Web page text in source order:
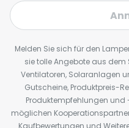
Melden Sie sich für den
sie tolle Angebote aus dem
Ventilatoren, Solaranlagen
Gutscheine, Produktpreis-
Produktempfehlungen
möglichen
Kaufbewertungen und